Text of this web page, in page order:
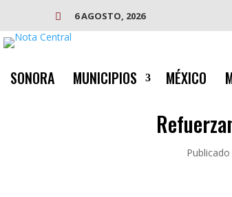
 6 AGOSTO, 2026
SONORA MUNICIPIOS MÉXICO